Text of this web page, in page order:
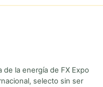
de la energía de FX Expo
selecto sin ser